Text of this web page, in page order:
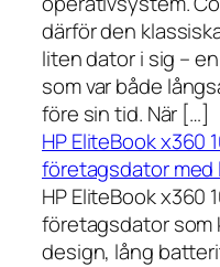
därför den
liten dator i sig –
som var både
före sin tid. När […]
HP EliteBook x360
företagsdator
HP EliteBook x360
företagsdator som
design, lång